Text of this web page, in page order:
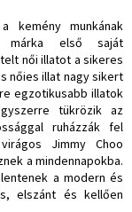
kemény munkának
márka első saját
női illatot a sikeres
nőies illat nagy sikert
egzotikusabb illatok
tükrözik az
ruházzák fel
Jimmy Choo
a mindennapokba.
a modern és
elszánt és kellően